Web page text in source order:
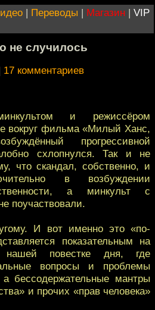
| Переводы | Магазин | VIP
не случилось
17 комментариев
и режиссёром
вокруг фильма «Милый Ханс,
прогрессивной
схлопнулся. Так и не
что скандал, собственно, и
в возбуждении
а минкульт с
поучаствовали.
И вот именно это «по-
показательным на
повестке дня, где
вопросы и проблемы
а бессодержательные мантры
и прочих «прав человека»